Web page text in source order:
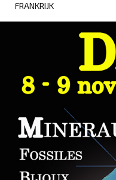
FRANKRIJK